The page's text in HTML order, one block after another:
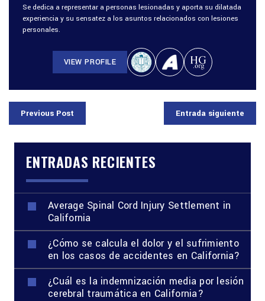
Se dedica a representar a personas lesionadas y aporta su dilatada
experiencia y su sensatez a los asuntos relacionados con lesiones
personales.
VIEW PROFILE
Previous Post Entrada siguiente
ENTRADAS RECIENTES
Average Spinal Cord Injury Settlement in
California
¿Cómo se calcula el dolor y el sufrimiento
en los casos de accidentes en California?
¿Cuál es la indemnización media por lesión
cerebral traumática en California?